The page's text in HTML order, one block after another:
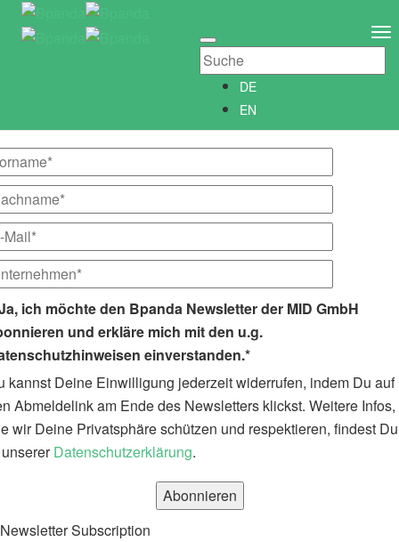
Newsletter abonnieren
Newsletter­anmeldung
Abonniere unseren kostenlosen Bpanda Newsletter!
Wir informieren Dich gerne regelmäßig über alle Neuigkeiten
rund um Bpanda.
ich möchte den Bpanda Newsletter der MID GmbH
und erkläre mich mit den u.g.
einverstanden.*
kannst Deine Einwilligung jederzeit widerrufen, indem Du auf
Abmeldelink am Ende des Newsletters klickst. Weitere Infos,
wir Deine Privatsphäre schützen und respektieren, findest Du
Datenschutzerklärung.
Newsletter Subscription
DE
EN